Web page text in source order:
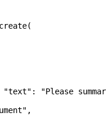
"text" :
"Please
,